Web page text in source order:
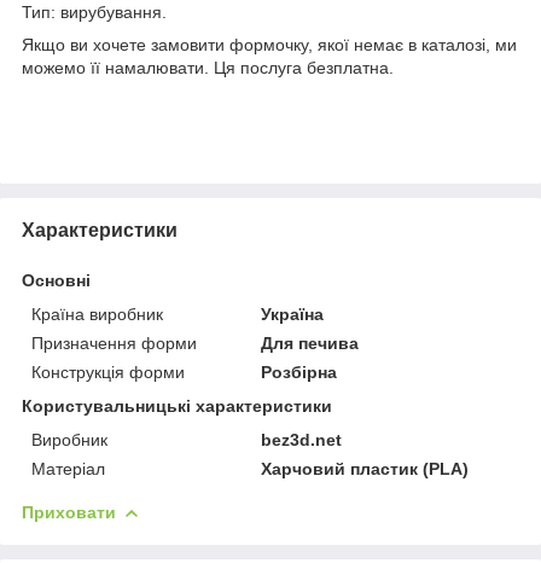
Тип: вирубування.
Якщо ви хочете замовити формочку, якої немає в каталозі, ми
можемо її намалювати. Ця послуга безплатна.
Характеристики
Основні
Країна виробник
Україна
Призначення форми
Для печива
Конструкція форми
Розбірна
Користувальницькі характеристики
Виробник
bez3d.net
Матеріал
Харчовий пластик (PLA)
Приховати